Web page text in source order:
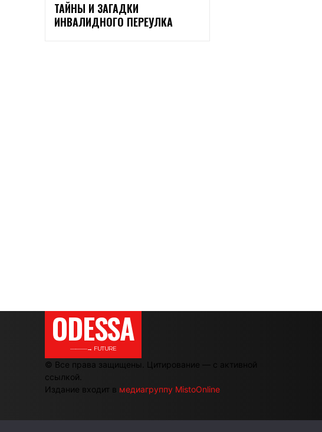
ТАЙНЫ И ЗАГАДКИ
ИНВАЛИДНОГО ПЕРЕУЛКА
ODESSA
———→ FUTURE
© Все права защищены. Цитирование — с активной
ссылкой.
Издание входит в медиагруппу MistoOnline